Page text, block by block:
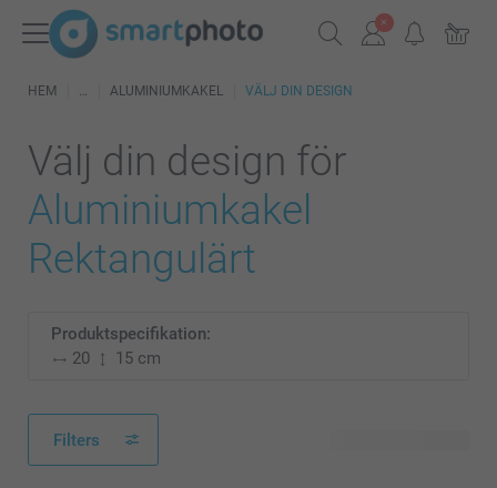
HEM ALUMINIUMKAKEL VÄLJ DIN DESIGN
Välj din design för
Aluminiumkakel
Rektangulärt
Produktspecifikation:
20
15 cm
Filters